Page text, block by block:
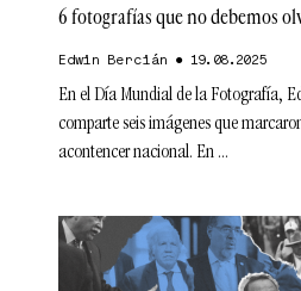
6 fotografías que no debemos
Edwin Bercián 19.08.2025
En el Día Mundial de la Fotografía,
comparte seis imágenes que
acontencer nacional. En